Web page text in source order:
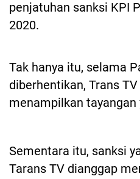
penjatuhan sanksi KPI
2020.
Tak hanya itu, selama
diberhentikan, Trans
menampilkan tayangan
Sementara itu, sanksi
Tarans TV dianggap